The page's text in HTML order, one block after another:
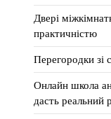
Двері
практичністю
Перегородки зі
Онлайн школа
дасть реальний